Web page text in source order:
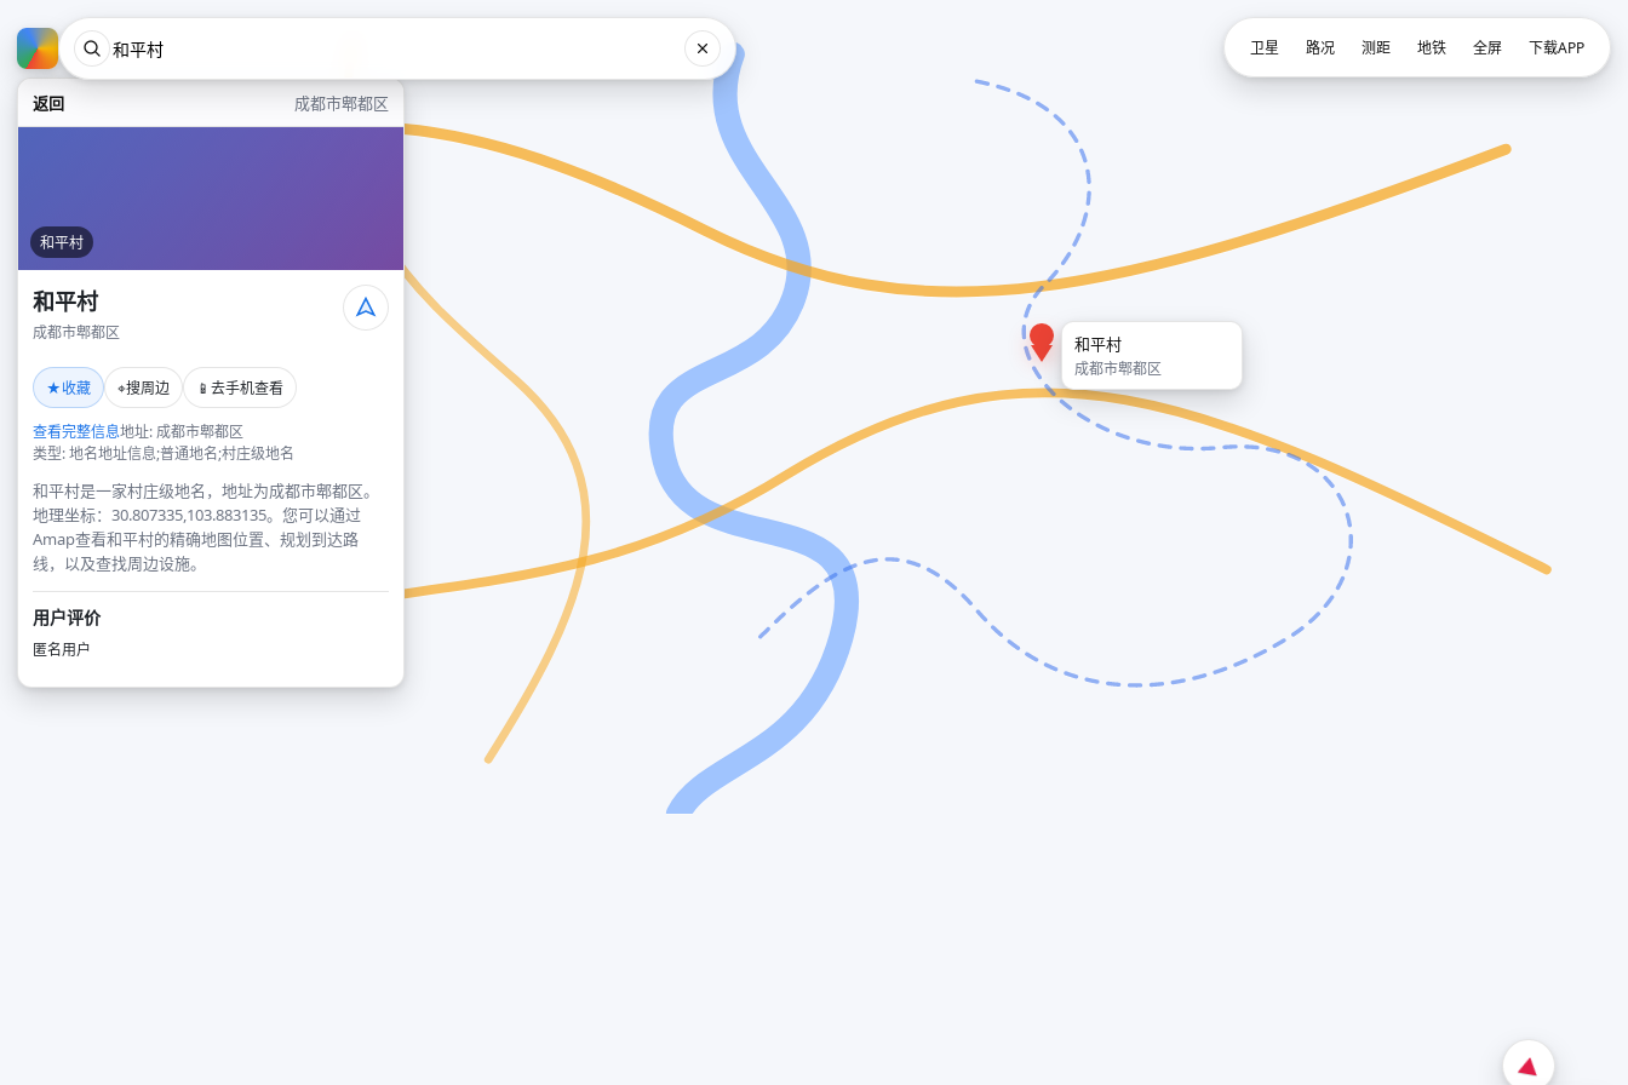
返回 成都市郫都区
和平村
和平村
成都市郫都区
★收藏 ⌖搜周边 📱 去手机查看
查看完整信息地址: 成都市郫都区
类型: 地名地址信息;普通地名;村庄级地名
和平村是一家村庄级地名，地址为成都市郫都区。
地理坐标：30.807335,103.883135。您可以通过
Amap查看和平村的精确地图位置、规划到达路
线，以及查找周边设施。
用户评价
匿名用户
和平村
成都市郫都区
卫星 路况 测距 地铁 全屏 下载APP